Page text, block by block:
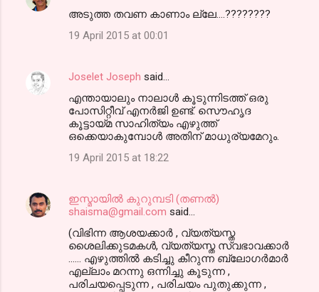
അടുത്ത തവണ കാണാം ല്ലേ....????????
19 April 2015 at 00:01
Joselet Joseph said…
എന്തായാലും നാലാള്‍ കൂടുന്നിടത്ത് ഒരു
പോസിറ്റീവ് എനര്‍ജി ഉണ്ട്. സൌഹൃദ
കൂട്ടായ്മ സാഹിത്യം എഴുത്ത്
ഒക്കെയാകുമ്പോള്‍ അതിന് മാധുര്യമേറും.
19 April 2015 at 18:22
ഇസ്മായില്‍ കുറുമ്പടി (തണല്‍)
shaisma@gmail.com said…
(വിഭിന്ന ആശയക്കാര്‍ , വ്യത്യസ്ത
ശൈലിക്കുടമകള്‍, വ്യത്യസ്ത സ്വഭാവക്കാര്‍
...... എഴുത്തില്‍ കടിച്ചു കീറുന്ന ബ്ലോഗര്‍മാര്‍
എല്ലാം മറന്നു ഒന്നിച്ചു കൂടുന്ന ,
പരിചയപ്പെടുന്ന , പരിചയം പുതുക്കുന്ന ,